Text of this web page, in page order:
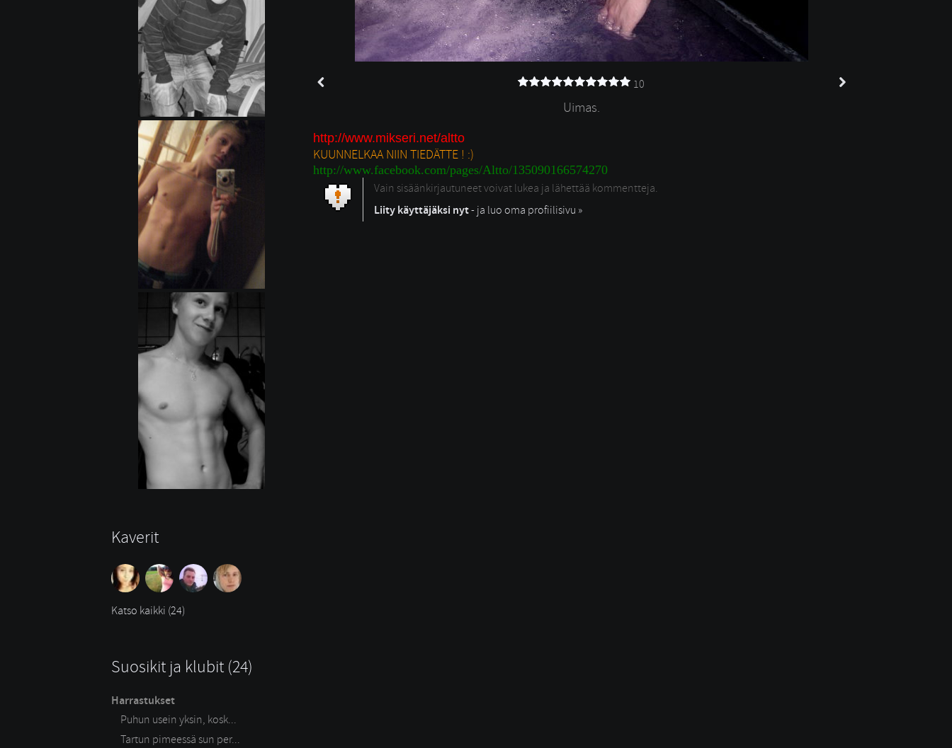
Kaverit
Katso kaikki (24)
Suosikit ja klubit (24)
Harrastukset
Puhun usein yksin, kosk...
Tartun pimeessä sun per...
10
Uimas.
http://www.mikseri.net/altto
KUUNNELKAA NIIN TIEDÄTTE ! :)
http://www.facebook.com/pages/Altto/135090166574270
Vain sisäänkirjautuneet voivat lukea ja lähettää kommentteja.
Liity käyttäjäksi nyt- ja luo oma profiilisivu »